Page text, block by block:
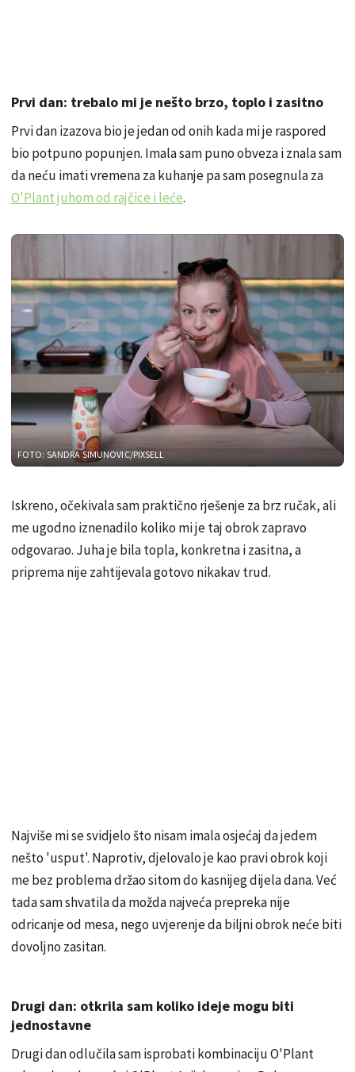
Prvi dan: trebalo mi je nešto brzo, toplo i zasitno
Prvi dan izazova bio je jedan od onih kada mi je raspored
bio potpuno popunjen. Imala sam puno obveza i znala sam
da neću imati vremena za kuhanje pa sam posegnula za
O'Plant juhom od rajčice i leće.
FOTO: SANDRA SIMUNOVIC/PIXSELL
Iskreno, očekivala sam praktično rješenje za brz ručak, ali
me ugodno iznenadilo koliko mi je taj obrok zapravo
odgovarao. Juha je bila topla, konkretna i zasitna, a
priprema nije zahtijevala gotovo nikakav trud.
Najviše mi se svidjelo što nisam imala osjećaj da jedem
nešto 'usput'. Naprotiv, djelovalo je kao pravi obrok koji
me bez problema držao sitom do kasnijeg dijela dana. Već
tada sam shvatila da možda najveća prepreka nije
odricanje od mesa, nego uvjerenje da biljni obrok neće biti
dovoljno zasitan.
Drugi dan: otkrila sam koliko ideje mogu biti
jednostavne
Drugi dan odlučila sam isprobati kombinaciju O'Plant